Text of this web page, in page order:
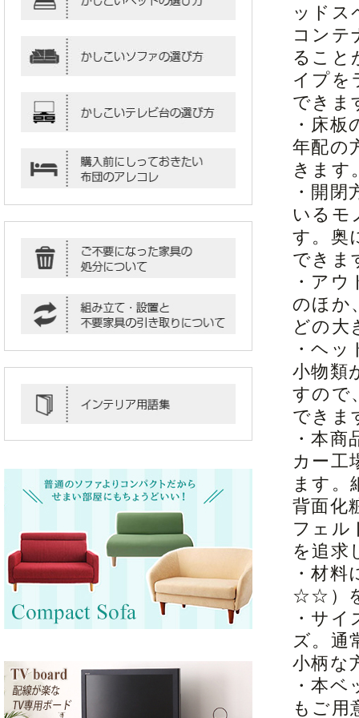
ッドス
コンテ
ること
イプを
できま
・床
年配の
きます
・開
いるモ
す。奥
できま
・ア
のほか
どの大
・ヘ
小物類
すので
できま
・本
カー工
ます。
背面化
フェル
を追求
・材
☆☆）
・サ
ズ。通
小柄な
・本
もご用